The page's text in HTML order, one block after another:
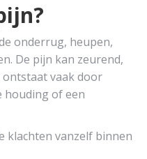
onderrug, heupen,
De pijn kan zeurend,
vaak door
houding of een
klachten vanzelf binnen